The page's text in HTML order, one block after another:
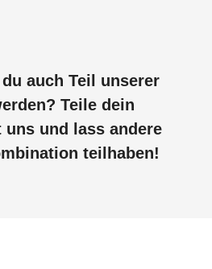
auch Teil unserer
Teile dein
uns und lass andere
teilhaben!